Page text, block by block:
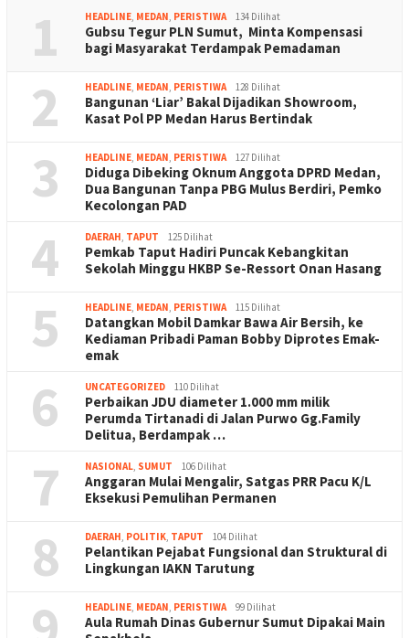
1 HEADLINE, MEDAN, PERISTIWA 134 Dilihat
Gubsu Tegur PLN Sumut, Minta Kompensasi
bagi Masyarakat Terdampak Pemadaman
2 HEADLINE, MEDAN, PERISTIWA 128 Dilihat
Bangunan ‘Liar’ Bakal Dijadikan Showroom,
Kasat Pol PP Medan Harus Bertindak
3 HEADLINE, MEDAN, PERISTIWA 127 Dilihat
Diduga Dibeking Oknum Anggota DPRD Medan,
Dua Bangunan Tanpa PBG Mulus Berdiri, Pemko
Kecolongan PAD
4 DAERAH, TAPUT 125 Dilihat
Pemkab Taput Hadiri Puncak Kebangkitan
Sekolah Minggu HKBP Se-Ressort Onan Hasang
5 HEADLINE, MEDAN, PERISTIWA 115 Dilihat
Datangkan Mobil Damkar Bawa Air Bersih, ke
Kediaman Pribadi Paman Bobby Diprotes Emak-
emak
6 UNCATEGORIZED 110 Dilihat
Perbaikan JDU diameter 1.000 mm milik
Perumda Tirtanadi di Jalan Purwo Gg.Family
Delitua, Berdampak …
7 NASIONAL, SUMUT 106 Dilihat
Anggaran Mulai Mengalir, Satgas PRR Pacu K/L
Eksekusi Pemulihan Permanen
8 DAERAH, POLITIK, TAPUT 104 Dilihat
Pelantikan Pejabat Fungsional dan Struktural di
Lingkungan IAKN Tarutung
HEADLINE, MEDAN, PERISTIWA 99 Dilihat
Aula Rumah Dinas Gubernur Sumut Dipakai Main